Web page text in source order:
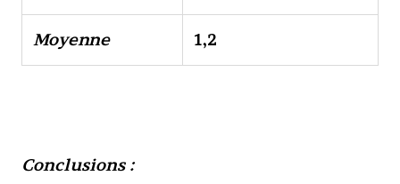
Moyenne 1,2
Conclusions :